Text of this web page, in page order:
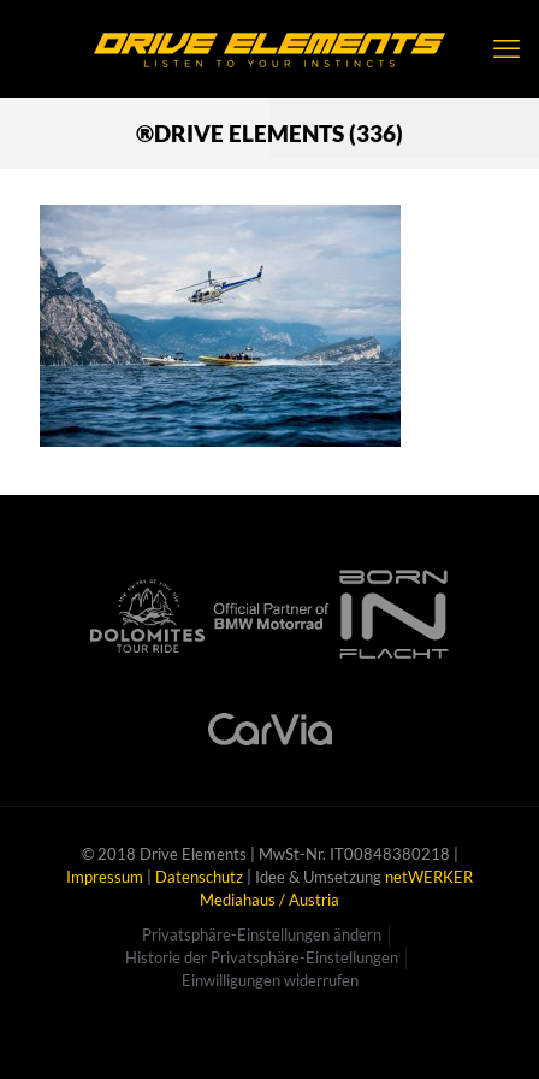
®DRIVE ELEMENTS (336)
© 2018 Drive Elements | MwSt-Nr. IT00848380218 |
Impressum
Datenschutz | Idee & Umsetzung netWERKER
Mediahaus / Austria
Privatsphäre-Einstellungen ändern
Historie der Privatsphäre-Einstellungen
Einwilligungen widerrufen